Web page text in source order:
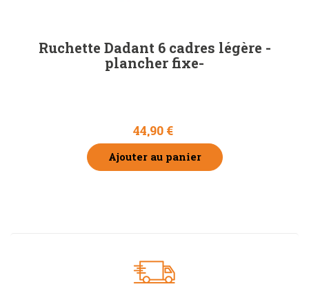
Ruchette Dadant 6 cadres légère -
plancher fixe-
44,90 €
Ajouter au panier